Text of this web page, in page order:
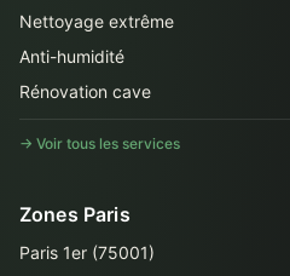
Nettoyage extrême
Anti-humidité
Rénovation cave
→ Voir tous les services
Zones Paris
Paris 1er (75001)